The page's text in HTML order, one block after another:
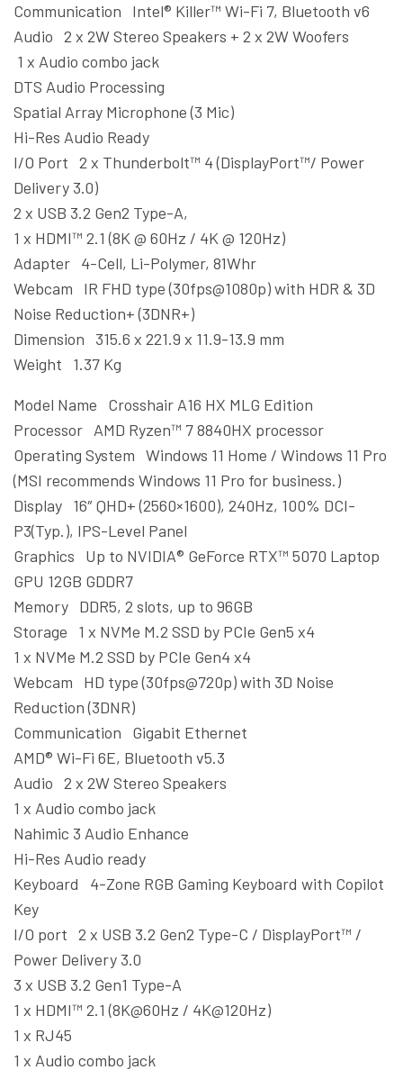
Communication Intel® Killer™ Wi-Fi 7, Bluetooth v6
Audio 2 x 2W Stereo Speakers + 2 x 2W Woofers
1 x Audio combo jack
DTS Audio Processing
Spatial Array Microphone (3 Mic)
Hi-Res Audio Ready
I/O Port 2 x Thunderbolt™ 4 (DisplayPort™/ Power
Delivery 3.0)
2 x USB 3.2 Gen2 Type-A,
1 x HDMI™ 2.1 (8K @ 60Hz / 4K @ 120Hz)
Adapter 4-Cell, Li-Polymer, 81Whr
Webcam IR FHD type (30fps@1080p) with HDR & 3D
Noise Reduction+ (3DNR+)
Dimension 315.6 x 221.9 x 11.9-13.9 mm
Weight 1.37 Kg
Model Name Crosshair A16 HX MLG Edition
Processor AMD Ryzen™ 7 8840HX processor
Operating System Windows 11 Home / Windows 11 Pro
(MSI recommends Windows 11 Pro for business.)
Display 16″ QHD+ (2560×1600), 240Hz, 100% DCI-
P3(Typ.), IPS-Level Panel
Graphics Up to NVIDIA® GeForce RTX™ 5070 Laptop
GPU 12GB GDDR7
Memory DDR5, 2 slots, up to 96GB
Storage 1 x NVMe M.2 SSD by PCIe Gen5 x4
1 x NVMe M.2 SSD by PCIe Gen4 x4
Webcam HD type (30fps@720p) with 3D Noise
Reduction (3DNR)
Communication Gigabit Ethernet
AMD® Wi-Fi 6E, Bluetooth v5.3
Audio 2 x 2W Stereo Speakers
1 x Audio combo jack
Nahimic 3 Audio Enhance
Hi-Res Audio ready
Keyboard 4-Zone RGB Gaming Keyboard with Copilot
Key
I/O port 2 x USB 3.2 Gen2 Type-C / DisplayPort™ /
Power Delivery 3.0
3 x USB 3.2 Gen1 Type-A
1 x HDMI™ 2.1 (8K@60Hz / 4K@120Hz)
1 x RJ45
1 x Audio combo jack